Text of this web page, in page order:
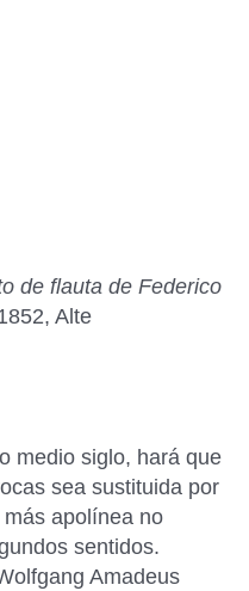
de flauta de Federico
Alte
medio siglo, hará que
sea sustituida por
apolínea no
sentidos.
Amadeus